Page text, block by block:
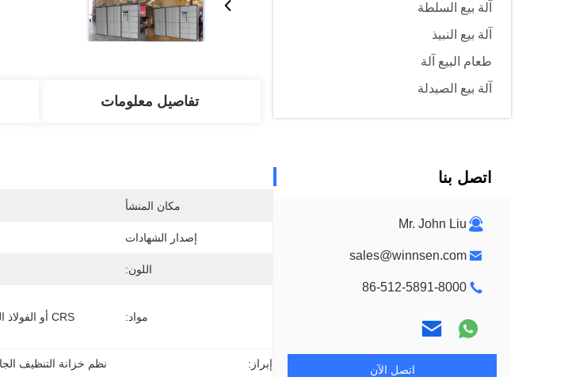
آلة بيع السلطة
آلة بيع النبيذ
طعام البيع آلة
آلة بيع الصيدلة
اتصل بنا
Mr. John Liu
sales@winnsen.com
86-512-5891-8000
اتصل الآن
تفاصيل معلومات
مكان المنشأ
إصدار الشهادات
اللون:
مواد: CRS أو الفولاذ المقاوم للصدأ
إبراز: نظم خزانة التنظيف